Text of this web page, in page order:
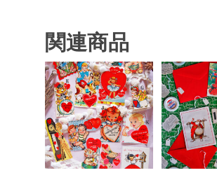
関連商品
¥440 ¥770 ¥385